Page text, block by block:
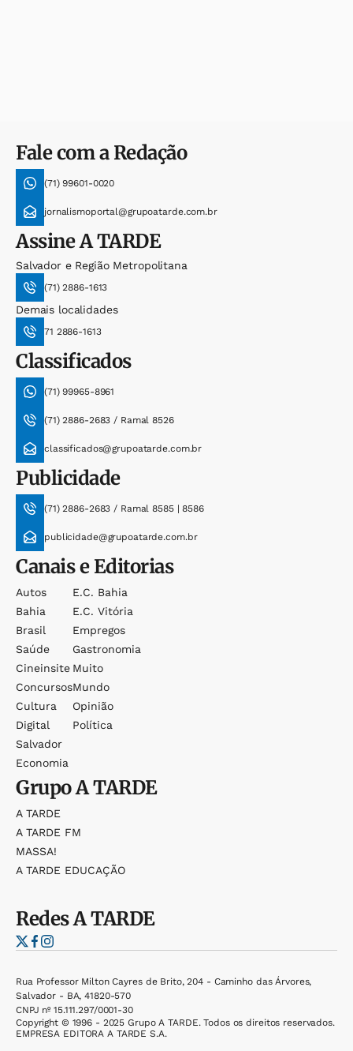
Fale com a Redação
(71) 99601-0020
jornalismoportal@grupoatarde.com.br
AssineA TARDE
Salvador e Região Metropolitana
(71) 2886-1613
Demais localidades
71 2886-1613
Classificados
(71) 99965-8961
(71) 2886-2683 / Ramal 8526
classificados@grupoatarde.com.br
Publicidade
(71) 2886-2683 / Ramal 8585 | 8586
publicidade@grupoatarde.com.br
Canais e Editorias
Autos
Bahia
Brasil
Saúde
Cineinsite
Concursos
Cultura
Digital
Salvador
Economia
E.c. Bahia
E.c. Vitória
Empregos
Gastronomia
Muito
Mundo
Opinião
Política
GrupoA TARDE
A TARDE
A TARDE FM
MASSA!
A TARDE EDUCAÇÃO
RedesA TARDE
Rua Professor Milton Cayres de Brito, 204 - Caminho das Árvores,
Salvador - BA, 41820-570
CNPJ nº 15.111.297/0001-30
Copyright © 1996 - 2025 Grupo A TARDE. Todos os direitos reservados.
EMPRESA EDITORA A TARDE S.A.